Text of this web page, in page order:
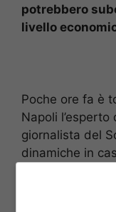
potrebbero
livello
Poche ore fa è
Napoli
giornalista del
dinamiche in
cresciuto a
incassi da